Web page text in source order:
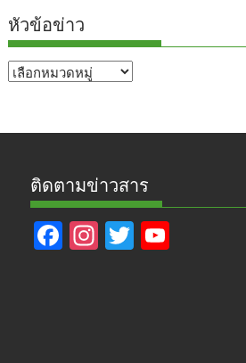
หัวข้อข่าว
หัวข้อ
ติดตามข่าวสาร
F In T